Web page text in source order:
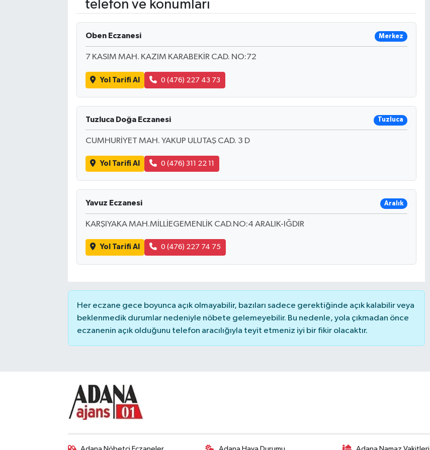
telefon ve konumları
Oben Eczanesi Merkez
7 KASIM MAH. KAZIM KARABEKİR CAD. NO:72
Yol Tarifi Al 0 (476) 227 43 73
Tuzluca Doğa Eczanesi Tuzluca
CUMHURİYET MAH. YAKUP ULUTAŞ CAD. 3 D
Yol Tarifi Al 0 (476) 311 22 11
Yavuz Eczanesi Aralık
KARŞIYAKA MAH.MİLLİEGEMENLİK CAD.NO:4 ARALIK-IĞDIR
Yol Tarifi Al 0 (476) 227 74 75
Her eczane gece boyunca açık olmayabilir, bazıları sadece gerektiğinde açık kalabilir veya
beklenmedik durumlar nedeniyle nöbete gelemeyebilir. Bu nedenle, yola çıkmadan önce
eczanenin açık olduğunu telefon aracılığıyla teyit etmeniz iyi bir fikir olacaktır.